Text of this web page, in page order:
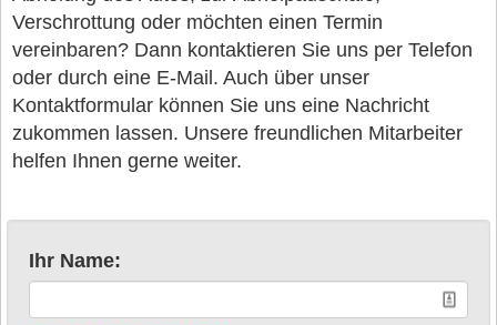
Verschrottung oder möchten einen Termin
vereinbaren? Dann kontaktieren Sie uns per Telefon
oder durch eine E-Mail. Auch über unser
Kontaktformular können Sie uns eine Nachricht
zukommen lassen. Unsere freundlichen Mitarbeiter
helfen Ihnen gerne weiter.
Ihr Name: